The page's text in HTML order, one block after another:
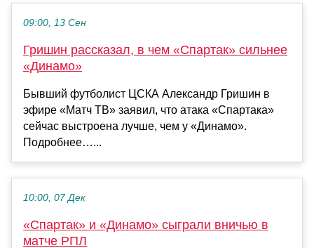
09:00, 13 Сен
Гришин рассказал, в чем «Спартак» сильнее
«Динамо»
Бывший футболист ЦСКА Александр Гришин в
эфире «Матч ТВ» заявил, что атака «Спартака»
сейчас выстроена лучше, чем у «Динамо».
Подробнее…...
10:00, 07 Дек
«Спартак» и «Динамо» сыграли вничью в
матче РПЛ